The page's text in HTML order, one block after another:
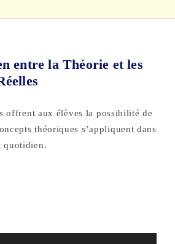
entre la Théorie et les
offrent aux élèves la possibilité de
théoriques s’appliquent dans
quotidien.